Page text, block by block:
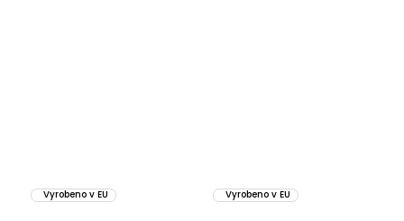
Vyrobeno v EU Vyrobeno v EU